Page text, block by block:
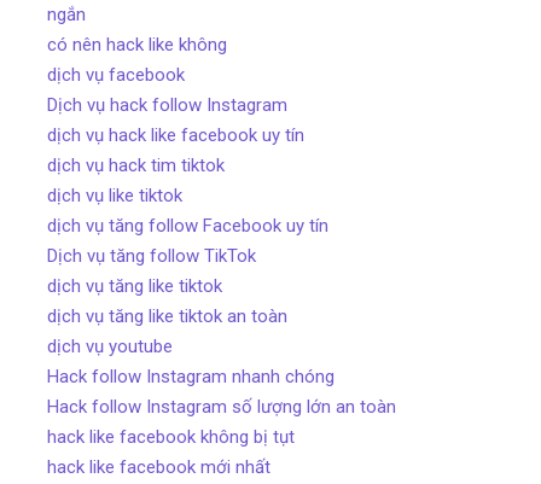
ngắn
có nên hack like không
dịch vụ facebook
Dịch vụ hack follow Instagram
dịch vụ hack like facebook uy tín
dịch vụ hack tim tiktok
dịch vụ like tiktok
dịch vụ tăng follow Facebook uy tín
Dịch vụ tăng follow TikTok
dịch vụ tăng like tiktok
dịch vụ tăng like tiktok an toàn
dịch vụ youtube
Hack follow Instagram nhanh chóng
Hack follow Instagram số lượng lớn an toàn
hack like facebook không bị tụt
hack like facebook mới nhất